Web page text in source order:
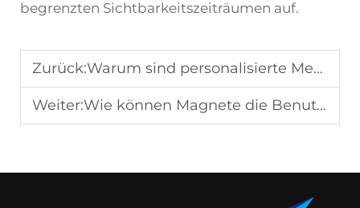
begrenzten Sichtbarkeitszeiträumen auf.
Zurück:Warum sind personalisierte Medaillen ideal als Firmengeschenke?
Weiter:Wie können Magnete die Benutzerfreundlichkeit von Golf-Divot-Tools verbessern?